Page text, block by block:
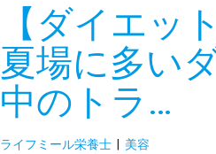
【ダイエッ
夏場に多い
中のトラ…
ライフミール栄養士 | 美容